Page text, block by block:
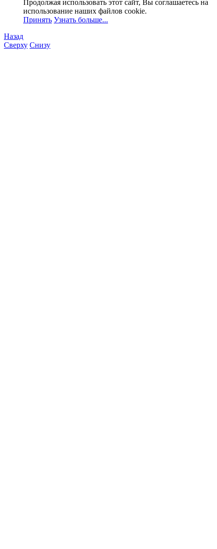
Продолжая использовать этот сайт, Вы соглашаетесь на
использование наших файлов cookie.
Принять Узнать больше...
Назад
Сверху Снизу